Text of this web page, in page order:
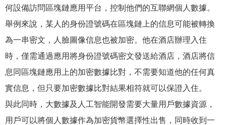
何設備訪問區塊鏈應用平台，控制他們的互聯網個人數據。
舉例來說，某人的身份證號碼在區塊鏈上的信息可能被轉換
為一串密文，人臉圖像信息也被加密。他在酒店辦理入住
時，僅需通過應用將身份證號碼密文發送給酒店，酒店將信
息同區塊鏈應用上的加密數據比對，不需要知道他的任何真
實信息，但只要加密數據比對結果相符就可以保證入住。
與此同時，大數據及人工智能開發需要大量用戶數據資源，
用戶可以將個人數據作為加密貨幣選擇性出售，同時收到一